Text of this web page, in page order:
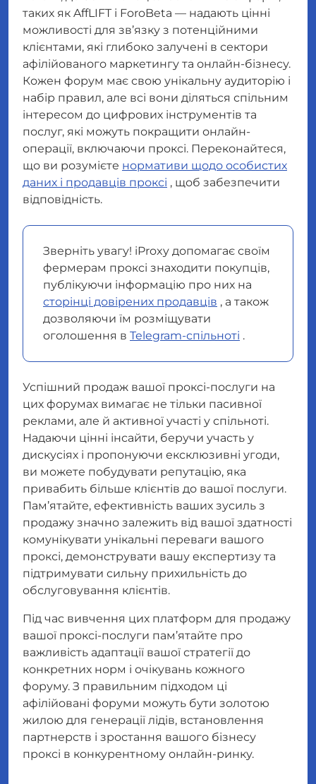
таких як AffLIFT і ForoBeta — надають цінні
можливості для зв’язку з потенційними
клієнтами, які глибоко залучені в сектори
афілійованого маркетингу та онлайн-бізнесу.
Кожен форум має свою унікальну аудиторію і
набір правил, але всі вони діляться спільним
інтересом до цифрових інструментів та
послуг, які можуть покращити онлайн-
операції, включаючи проксі. Переконайтеся,
що ви розумієте нормативи щодо особистих
даних і продавців проксі , щоб забезпечити
відповідність.
Зверніть увагу! iProxy допомагає своїм
фермерам проксі знаходити покупців,
публікуючи інформацію про них на
сторінці довірених продавців , а також
дозволяючи їм розміщувати
оголошення в Telegram-спільноті .
Успішний продаж вашої проксі-послуги на
цих форумах вимагає не тільки пасивної
реклами, але й активної участі у спільноті.
Надаючи цінні інсайти, беручи участь у
дискусіях і пропонуючи ексклюзивні угоди,
ви можете побудувати репутацію, яка
привабить більше клієнтів до вашої послуги.
Пам’ятайте, ефективність ваших зусиль з
продажу значно залежить від вашої здатності
комунікувати унікальні переваги вашого
проксі, демонструвати вашу експертизу та
підтримувати сильну прихильність до
обслуговування клієнтів.
Під час вивчення цих платформ для продажу
вашої проксі-послуги пам’ятайте про
важливість адаптації вашої стратегії до
конкретних норм і очікувань кожного
форуму. З правильним підходом ці
афілійовані форуми можуть бути золотою
жилою для генерації лідів, встановлення
партнерств і зростання вашого бізнесу
проксі в конкурентному онлайн-ринку.